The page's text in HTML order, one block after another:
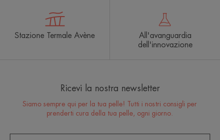
Stazione Termale Avène
All'avanguardia
dell'innovazione
Ricevi la nostra newsletter
Siamo sempre qui per la tua pelle! Tutti i nostri consigli per
prenderti cura della tua pelle, ogni giorno.